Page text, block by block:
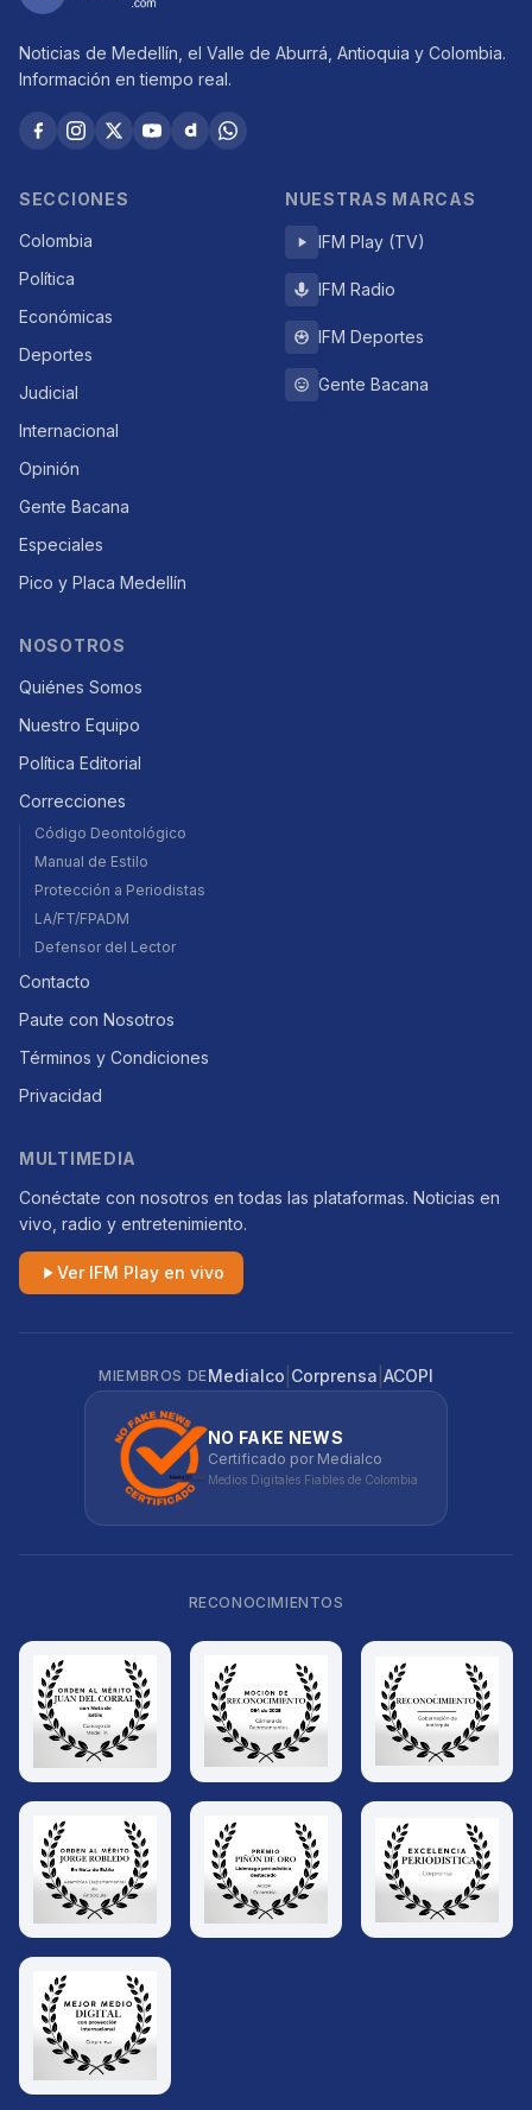
Noticias de Medellín, el Valle de Aburrá, Antioquia y Colombia.
Información en tiempo real.
SECCIONES
Colombia
Política
Económicas
Deportes
Judicial
Internacional
Opinión
Gente Bacana
Especiales
Pico y Placa Medellín
NUESTRAS MARCAS
IFM Play (TV)
IFM Radio
IFM Deportes
Gente Bacana
NOSOTROS
Quiénes Somos
Nuestro Equipo
Política Editorial
Correcciones
Código Deontológico
Manual de Estilo
Protección a Periodistas
LA/FT/FPADM
Defensor del Lector
Contacto
Paute con Nosotros
Términos y Condiciones
Privacidad
MULTIMEDIA
Conéctate con nosotros en todas las plataformas. Noticias en
vivo, radio y entretenimiento.
Ver IFM Play en vivo
MIEMBROS DEMedialco Corprensa ACOPI
NO FAKE NEWS
Certificado por Medialco
Medios Digitales Fiables de Colombia
RECONOCIMIENTOS